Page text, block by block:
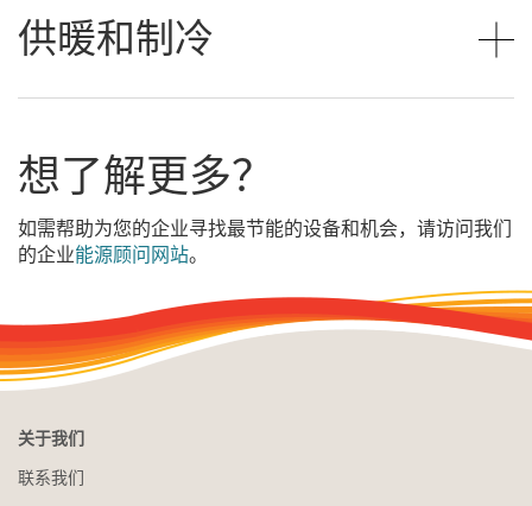
供暖和制冷
想了解更多？
如需帮助为您的企业寻找最节能的设备和机会，请访问我们
的企业能源顾问网站。
关于我们
联系我们